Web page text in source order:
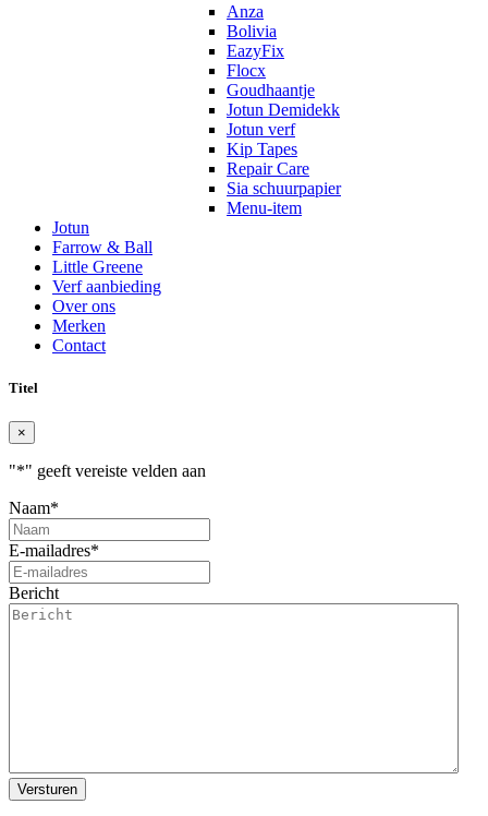
Anza
Bolivia
EazyFix
Flocx
Goudhaantje
Jotun Demidekk
Jotun verf
Kip Tapes
Repair Care
Sia schuurpapier
Menu-item
Jotun
Farrow & Ball
Little Greene
Verf aanbieding
Over ons
Merken
Contact
Titel
×
"*" geeft vereiste velden aan
Naam*
E-mailadres*
Bericht